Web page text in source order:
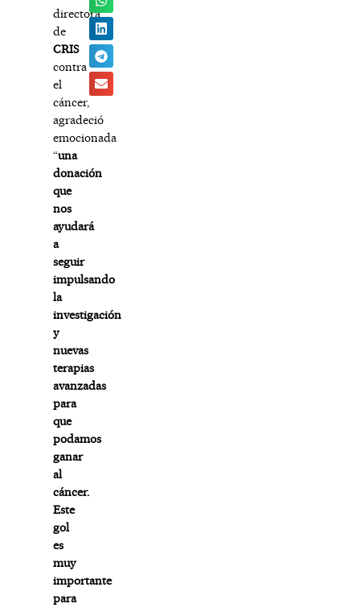
directora
de
CRIS
contra
el
cáncer,
agradeció
emocionada
“una
donación
que
nos
ayudará
a
seguir
impulsando
la
investigación
y
nuevas
terapias
avanzadas
para
que
podamos
ganar
al
cáncer.
Este
gol
es
muy
importante
para